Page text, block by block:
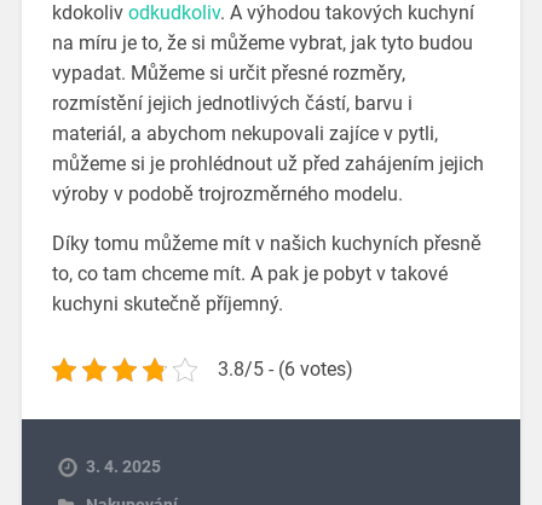
kdokolivodkudkoliv. A výhodou takových kuchyní
na míru je to, že si můžeme vybrat, jak tyto budou
vypadat. Můžeme si určit přesné rozměry,
rozmístění jejich jednotlivých částí, barvu i
materiál, a abychom nekupovali zajíce v pytli,
můžeme si je prohlédnout už před zahájením jejich
výroby v podobě trojrozměrného modelu.
Díky tomu můžeme mít v našich kuchyních přesně
to, co tam chceme mít. A pak je pobyt v takové
kuchyni skutečně příjemný.
3.8/5 - (6 votes)
3. 4. 2025